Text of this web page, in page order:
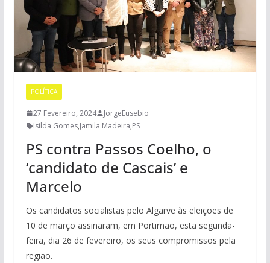
POLÍTICA
27 Fevereiro, 2024
JorgeEusebio
Isilda Gomes,Jamila Madeira,PS
PS contra Passos Coelho, o
‘candidato de Cascais’ e
Marcelo
Os candidatos socialistas pelo Algarve às eleições de
10 de março assinaram, em Portimão, esta segunda-
feira, dia 26 de fevereiro, os seus compromissos pela
região.